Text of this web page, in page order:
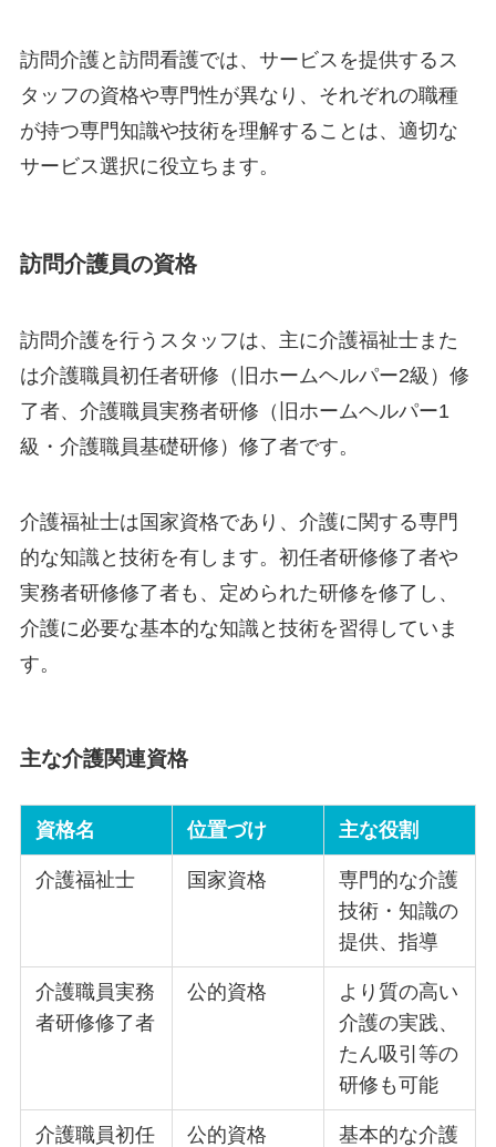
訪問介護と訪問看護では、サービスを提供するス
タッフの資格や専門性が異なり、それぞれの職種
が持つ専門知識や技術を理解することは、適切な
サービス選択に役立ちます。
訪問介護員の資格
訪問介護を行うスタッフは、主に介護福祉士また
は介護職員初任者研修（旧ホームヘルパー2級）修
了者、介護職員実務者研修（旧ホームヘルパー1
級・介護職員基礎研修）修了者です。
介護福祉士は国家資格であり、介護に関する専門
的な知識と技術を有します。初任者研修修了者や
実務者研修修了者も、定められた研修を修了し、
介護に必要な基本的な知識と技術を習得していま
す。
主な介護関連資格
資格名 位置づけ 主な役割
介護福祉士 国家資格
専門的な介護
技術・知識の
提供、指導
介護職員実務
者研修修了者
公的資格
より質の高い
介護の実践、
たん吸引等の
研修も可能
介護職員初任
公的資格
基本的な介護